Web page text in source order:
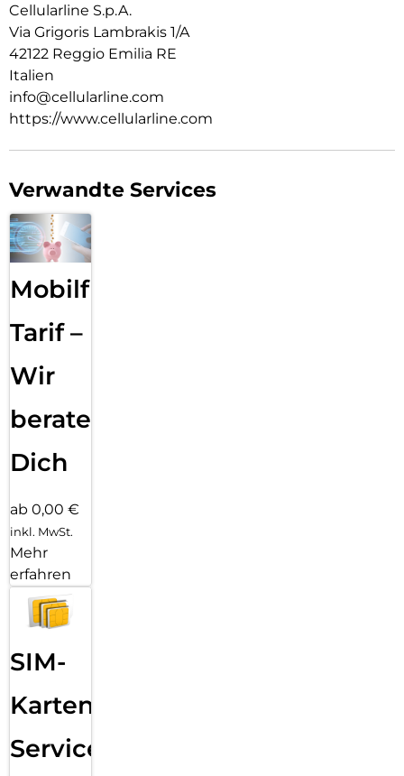
Cellularline S.p.A.
Via Grigoris Lambrakis 1/A
42122 Reggio Emilia RE
Italien
info@cellularline.com
https://www.cellularline.com
Verwandte Services
Mobilfunk
Tarif –
Wir
beraten
Dich
ab 0,00 €
inkl. MwSt.
Mehr
erfahren
SIM-
Karten
Service: